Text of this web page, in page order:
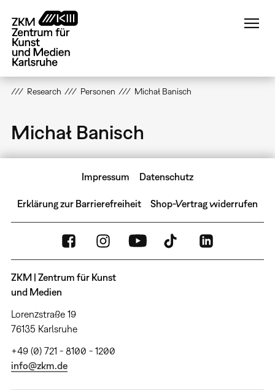
zum
Inhalt
Research Personen Michał Banisch
Michał Banisch
Impressum Datenschutz
Erklärung zur Barrierefreiheit Shop-Vertrag widerrufen
ZKM | Zentrum für Kunst
und Medien
Lorenzstraße 19
76135 Karlsruhe
+49 (0) 721 - 8100 - 1200
info@zkm.de